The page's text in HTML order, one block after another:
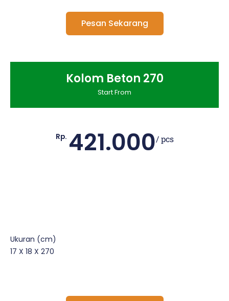
Pesan Sekarang
Kolom Beton 270
Start From
Rp. 421.000/ pcs
Ukuran (cm)
17 X 18 X 270